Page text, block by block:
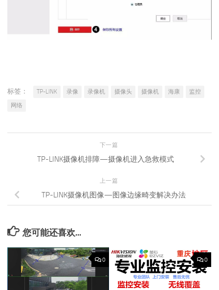
标签： TP-LINK 录像 录像机 摄像头 摄像机 海康
监控
网络
下一篇
TP-LINK摄像机排障—摄像机进入急救模式
上一篇
TP-LINK摄像机图像—图像边缘畸变解决办法
您可能还喜欢...
0 0